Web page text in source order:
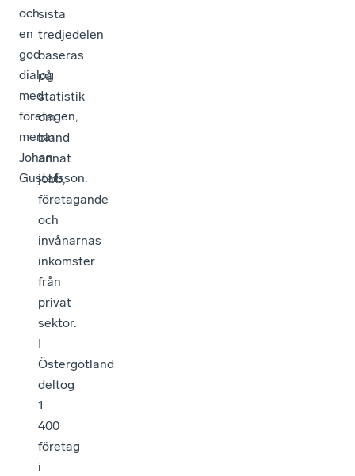
och
en
god
dialog
med
företagen,
menar
Johan
Gustafsson.
sista
tredjedelen
baseras
på
statistik
om
bland
annat
jobb,
företagande
och
invånarnas
inkomster
från
privat
sektor.
I
Östergötland
deltog
1
400
företag
i